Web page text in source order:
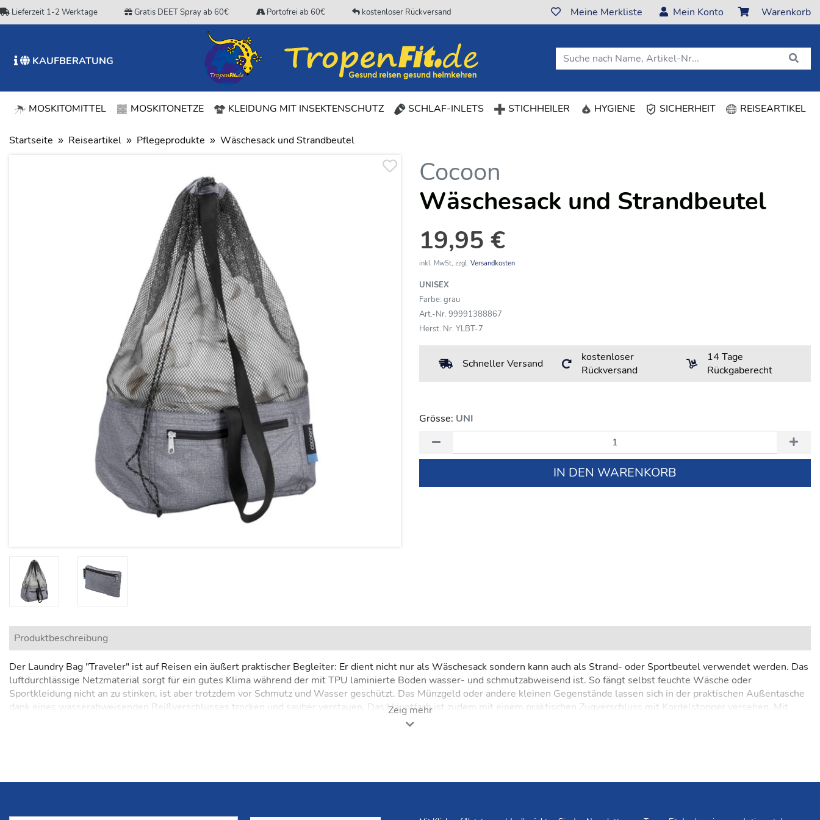
Lieferzeit 1-2 Werktage Gratis DEET Spray ab 60€ Portofrei ab 60€ kostenloser Rückversand Meine Merkliste Mein Konto Warenkorb
KAUFBERATUNG
MOSKITOMITTEL MOSKITONETZE KLEIDUNG MIT INSEKTENSCHUTZ SCHLAF-INLETS STICHHEILER HYGIENE SICHERHEIT REISEARTIKEL
Startseite Reiseartikel Pflegeprodukte Wäschesack und Strandbeutel
Cocoon
Wäschesack und Strandbeutel
19,95 €
inkl. MwSt, zzgl. Versandkosten
UNISEX
Farbe: grau
Art.-Nr. 99991388867
Herst. Nr. YLBT-7
Schneller Versand
kostenloser
Rückversand
14 Tage
Rückgaberecht
Grösse: UNI
IN DEN WARENKORB
Produktbeschreibung
Der Laundry Bag "Traveler" ist auf Reisen ein äußert praktischer Begleiter: Er dient nicht nur als Wäschesack sondern kann auch als Strand- oder Sportbeutel verwendet werden. Das
luftdurchlässige Netzmaterial sorgt für ein gutes Klima während der mit TPU laminierte Boden wasser- und schmutzabweisend ist. So fängt selbst feuchte Wäsche oder
Sportkleidung nicht an zu stinken, ist aber trotzdem vor Schmutz und Wasser geschützt. Das Münzgeld oder andere kleinen Gegenstände lassen sich in der praktischen Außentasche
dank eines wasserabweisenden Reißverschlusses trocken und sauber verstauen. Das Hauptfach ist zudem mit einem praktischen Zugverschluss mit Kordelstopper versehen. Mit
Hilfe eines Schultergurts lässt sich der Packsack dann auch noch einfach und komfortabel transportieren. Bei Bedarf läßt sich der ganze Beutel klein zusammenfalten und in der
- Vielseitig einsetzbar
Zeig mehr